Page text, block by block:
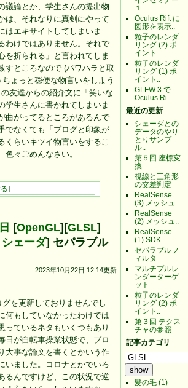
１
Oculus Rift に
図形を表示..
粒子のレンダ
リング (2) ポ
イント..
粒子のレンダ
リング (1) ポ
イント..
GLFW 3 で
Oculus Ri..
最近の更新
シェーダとの
データのやり
とりサンプ
ル..
第５回 座標変
換
視線と三角形
の交差判定
RealSense
(3) メッシュ..
RealSense
(2) メッシュ..
RealSense
(1) SDK ..
セパラブルフ
ィルタ
マルチプルレ
ンダーターゲ
ット
粒子のレンダ
リング (2) ポ
イント..
第３回 テクス
チャの参照
記事カテゴリ
髪の毛 (1)
議論とか、学生さんの提出物
は、それなりに真剣にやって
はエキサイトしてしまいま
わけではありません。それで
を折られる」と言われてしま
すところなので (パワハラと取
ょっと穏便な物言いをしよう
友達からの紹介文に「笑いな
学生さんに書かれてしまいま
曲がってるところがあるんで
でなくても「ブログと印象が
くらいキツイ物言いをするこ
色々ごめんなさい。
]
[OpenGL][GLSL]
ェーダ] セパラブル
2023年10月22日 12:14更新
を更新しておりませんでし
何もしていなかったわけでは
っているネタもいくつもあり
日が自転車操業状態で、ブロ
大事な論文を書くとかいう作
いました。コロナとかでいろ
るんですけど、この状況で逆